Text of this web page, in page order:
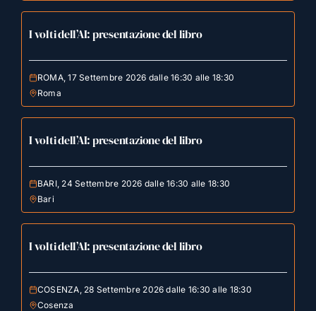
I volti dell’AI: presentazione del libro
ROMA, 17 Settembre 2026 dalle 16:30 alle 18:30
Roma
I volti dell’AI: presentazione del libro
BARI, 24 Settembre 2026 dalle 16:30 alle 18:30
Bari
I volti dell’AI: presentazione del libro
COSENZA, 28 Settembre 2026 dalle 16:30 alle 18:30
Cosenza